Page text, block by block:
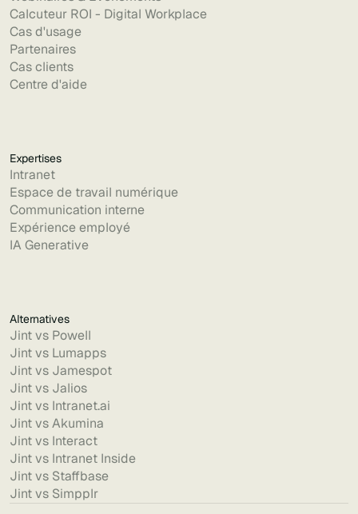
Calcuteur ROI - Digital Workplace
Cas d'usage
Partenaires
Cas clients
Centre d'aide
Expertises
Intranet
Espace de travail numérique
Communication interne
Expérience employé
IA Generative
Alternatives
Jint vs Powell
Jint vs Lumapps
Jint vs Jamespot
Jint vs Jalios
Jint vs Intranet.ai
Jint vs Akumina
Jint vs Interact
Jint vs Intranet Inside
Jint vs Staffbase
Jint vs Simpplr